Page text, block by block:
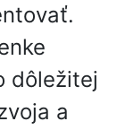
dôležitej
a